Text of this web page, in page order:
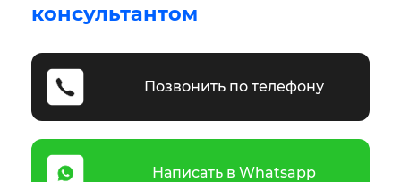
консультантом
Позвонить по телефону
Написать в Whatsapp